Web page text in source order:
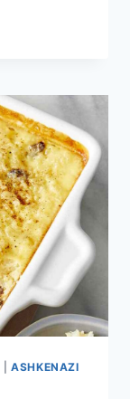
|ASHKENAZI